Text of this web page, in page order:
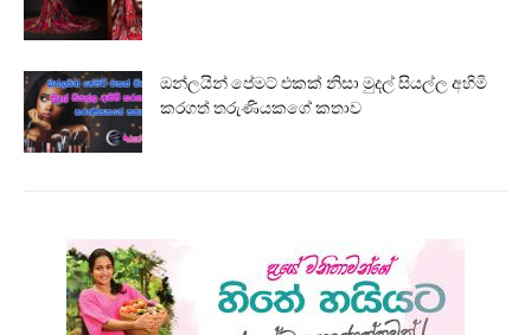
ඔන්ලයින් පේමට් එකක් නිසා මුදල් සියල්ල අහිමි
කරගත් තරුණියකගේ කතාව